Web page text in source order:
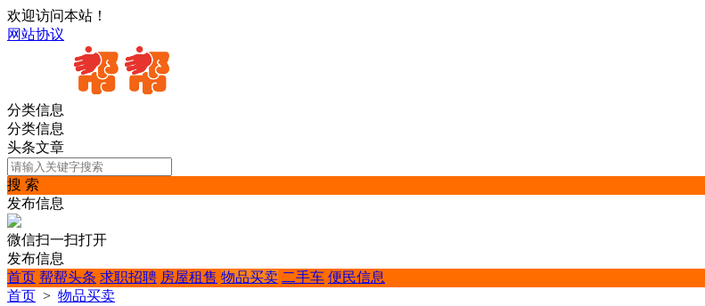
欢迎访问本站！
网站协议
分类信息
分类信息
头条文章
搜 索
发布信息
微信扫一扫打开
发布信息
首页 帮帮头条 求职招聘 房屋租售 物品买卖 二手车 便民信息
首页 > 物品买卖